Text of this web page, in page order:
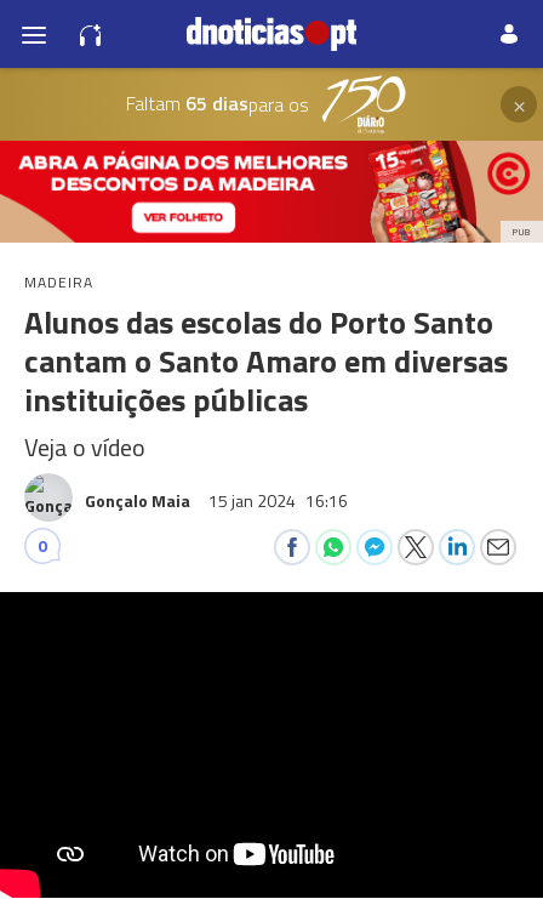
Faltam 65 diaspara os ×
PUB
MADEIRA
Alunos das escolas do Porto Santo
cantam o Santo Amaro em diversas
instituições públicas
Veja o vídeo
Gonçalo Maia 15 jan 2024 16:16
0